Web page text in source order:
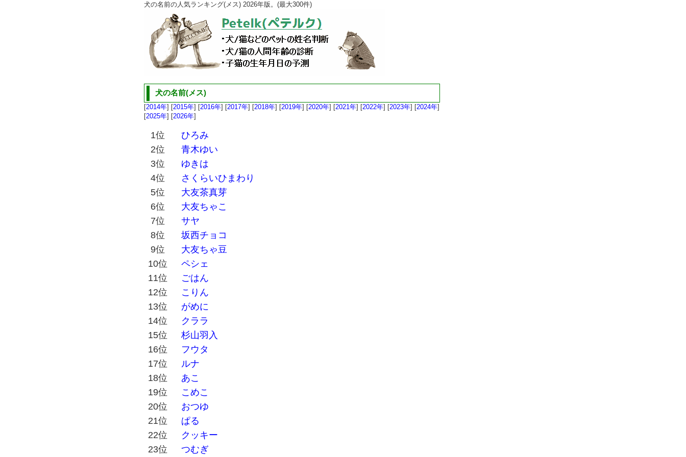
犬の名前の人気ランキング(メス) 2026年版。(最大300件)
犬の名前(メス)
[2014年] [2015年] [2016年] [2017年] [2018年] [2019年] [2020年] [2021年] [2022年] [2023年] [2024年]
[2025年] [2026年]
1位
ひろみ
2位
青木ゆい
3位
ゆきは
4位
さくらいひまわり
5位
大友茶真芽
6位
大友ちゃこ
7位
サヤ
8位
坂西チョコ
9位
大友ちゃ豆
10位
ペシェ
11位
ごはん
12位
こりん
13位
がめに
14位
クララ
15位
杉山羽入
16位
フウタ
17位
ルナ
18位
あこ
19位
こめこ
20位
おつゆ
21位
ぱる
22位
クッキー
23位
つむぎ